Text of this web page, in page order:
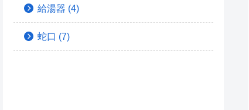
給湯器 (4)
蛇口 (7)